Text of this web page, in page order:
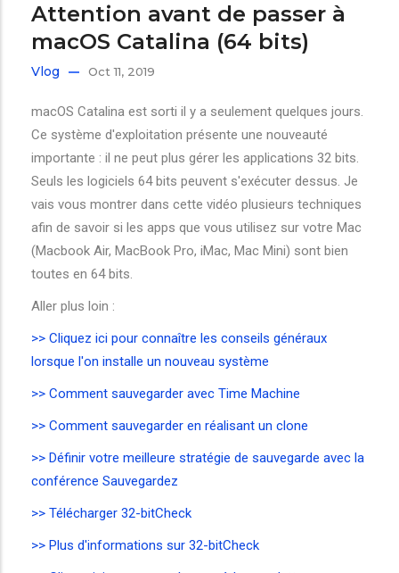
Attention avant de passer à
macOS Catalina (64 bits)
Vlog Oct 11, 2019
macOS Catalina est sorti il y a seulement quelques jours.
Ce système d'exploitation présente une nouveauté
importante : il ne peut plus gérer les applications 32 bits.
Seuls les logiciels 64 bits peuvent s'exécuter dessus. Je
vais vous montrer dans cette vidéo plusieurs techniques
afin de savoir si les apps que vous utilisez sur votre Mac
(Macbook Air, MacBook Pro, iMac, Mac Mini) sont bien
toutes en 64 bits.
Aller plus loin :
>> Cliquez ici pour connaître les conseils généraux
lorsque l'on installe un nouveau système
>> Comment sauvegarder avec Time Machine
>> Comment sauvegarder en réalisant un clone
>> Définir votre meilleure stratégie de sauvegarde avec la
conférence Sauvegardez
>> Télécharger 32-bitCheck
>> Plus d'informations sur 32-bitCheck